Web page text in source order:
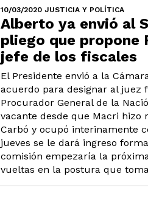
10/03/2020 JUSTICIA Y POLÍTICA
Alberto ya envió al
pliego que propone
jefe de los fiscales
El Presidente envió a la
acuerdo para designar al juez
Procurador General de la
vacante desde que Macri hizo
Carbó y ocupó interinamente
jueves se le dará ingreso
comisión empezaría la
vueltas en la postura que